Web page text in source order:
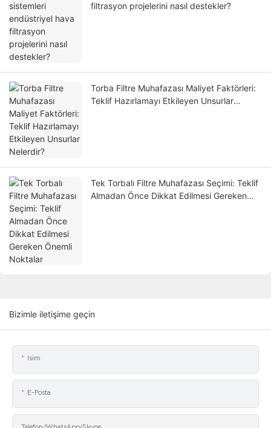
filtrasyon projelerini nasıl destekler?
Torba Filtre Muhafazası Maliyet Faktörleri:
Teklif Hazırlamayı Etkileyen Unsurlar
Tek Torbalı Filtre Muhafazası Seçimi: Teklif
Almadan Önce Dikkat Edilmesi Gereken
Bizimle iletişime geçin
Isim
E-Posta